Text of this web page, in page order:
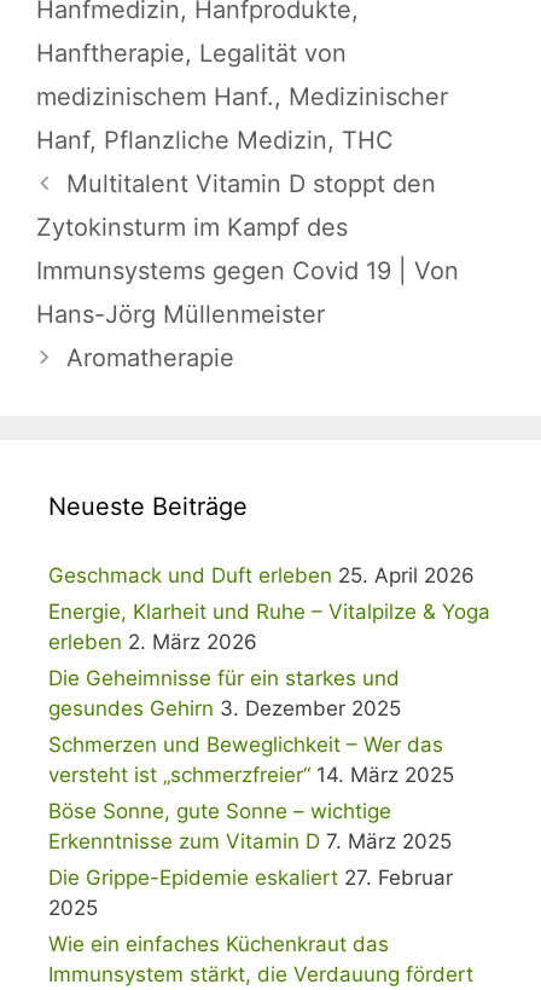
Hanfmedizin, Hanfprodukte,
Hanftherapie, Legalität von
medizinischem Hanf., Medizinischer
Hanf, Pflanzliche Medizin, THC
Multitalent Vitamin D stoppt den
Zytokinsturm im Kampf des
Immunsystems gegen Covid 19 | Von
Hans-Jörg Müllenmeister
Aromatherapie
Neueste Beiträge
Geschmack und Duft erleben 25. April 2026
Energie, Klarheit und Ruhe – Vitalpilze & Yoga
erleben 2. März 2026
Die Geheimnisse für ein starkes und
gesundes Gehirn 3. Dezember 2025
Schmerzen und Beweglichkeit – Wer das
versteht ist „schmerzfreier“ 14. März 2025
Böse Sonne, gute Sonne – wichtige
Erkenntnisse zum Vitamin D 7. März 2025
Die Grippe-Epidemie eskaliert 27. Februar
2025
Wie ein einfaches Küchenkraut das
Immunsystem stärkt, die Verdauung fördert